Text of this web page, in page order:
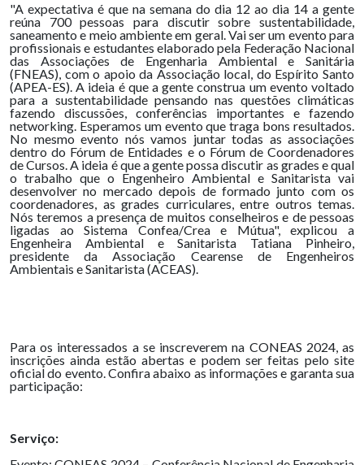
"A expectativa é que na semana do dia 12 ao dia 14 a gente
reúna 700 pessoas para discutir sobre sustentabilidade,
saneamento e meio ambiente em geral. Vai ser um evento para
profissionais e estudantes elaborado pela Federação Nacional
das Associações de Engenharia Ambiental e Sanitária
(FNEAS), com o apoio da Associação local, do Espírito Santo
(APEA-ES). A ideia é que a gente construa um evento voltado
para a sustentabilidade pensando nas questões climáticas
fazendo discussões, conferências importantes e fazendo
networking. Esperamos um evento que traga bons resultados.
No mesmo evento nós vamos juntar todas as associações
dentro do Fórum de Entidades e o Fórum de Coordenadores
de Cursos. A ideia é que a gente possa discutir as grades e qual
o trabalho que o Engenheiro Ambiental e Sanitarista vai
desenvolver no mercado depois de formado junto com os
coordenadores, as grades curriculares, entre outros temas.
Nós teremos a presença de muitos conselheiros e de pessoas
ligadas ao Sistema Confea/Crea e Mútua", explicou a
Engenheira Ambiental e Sanitarista Tatiana Pinheiro,
presidente da Associação Cearense de Engenheiros
Ambientais e Sanitarista (ACEAS).
Para os interessados a se inscreverem na CONEAS 2024, as
inscrições ainda estão abertas e podem ser feitas pelo site
oficial do evento. Confira abaixo as informações e garanta sua
participação:
Serviço: